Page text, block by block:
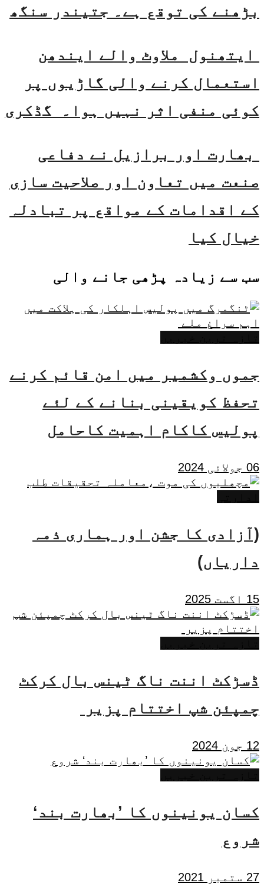
بڑھنے کی توقع ہے۔ جتیندر سنگھ
ایتھنول ملاوٹ والے ایندھن
استعمال کرنے والی گاڑیوں پر
کوئی منفی اثر نہیں ہوا۔ گڈکری
بھارت اور برازیل نے دفاعی
صنعت میں تعاون اور صلاحیت سازی
کے اقدامات کے مواقع پر تبادلہ
خیال کیا
سب سے زیادہ پڑھی جانے والی
جموں وکشمیر میں امن قائم کرنے
تحفظ کویقینی بنانے کے لئے
پولیس کاکام اہمیت کاحامل
06 جولائی 2024
(آزادی کا جشن اور ہماری ذمہ
داریاں)
15 اگست 2025
ڈسڑکٹ اننت ناگ ٹینس بال کرکٹ
چمپئن شپ اختتام پزیر
12 جون 2024
کسان یونینوں کا ’بھارت بند‘
شروع
27 ستمبر 2021